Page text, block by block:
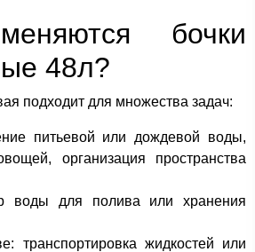
бочки
48л?
подходит для множества задач:
питьевой или дождевой воды,
организация пространства
воды для полива или хранения
транспортировка жидкостей или